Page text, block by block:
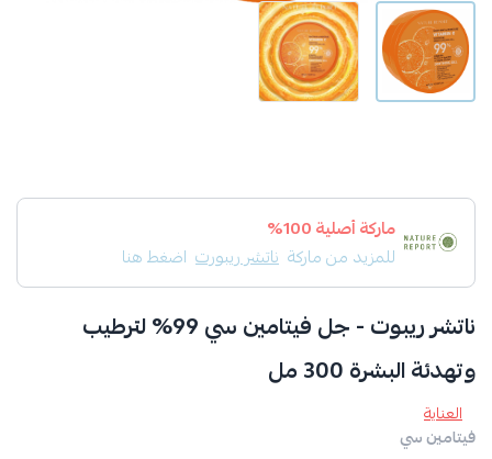
ماركة أصلية 100%
للمزيد من ماركة ناتشر ريبورت اضغط هنا
ناتشر ريبوت - جل فيتامين سي 99% لترطيب
وتهدئة البشرة 300 مل
العناية
فيتامين سي